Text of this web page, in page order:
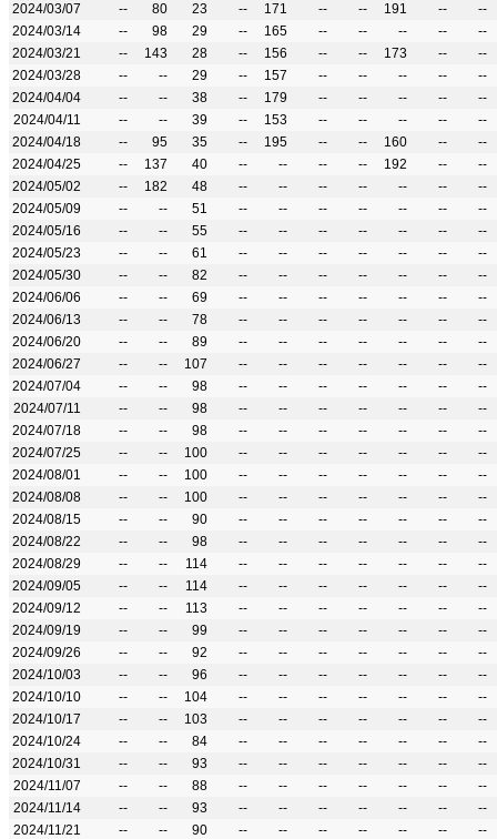
2024/03/07
-- 80 23 -- 171 -- -- 191 --
--
2024/03/14
-- 98 29 -- 165 -- -- -- --
--
2024/03/21
-- 143 28 -- 156 -- -- 173 --
--
2024/03/28
-- -- 29 -- 157 -- -- -- --
--
2024/04/04
-- -- 38 -- 179 -- -- -- --
--
2024/04/11
-- -- 39 -- 153 -- -- -- --
--
2024/04/18
-- 95 35 -- 195 -- -- 160 --
--
2024/04/25
-- 137 40 -- -- -- -- 192 --
--
2024/05/02
-- 182 48 -- -- -- -- -- --
--
2024/05/09
-- -- 51 -- -- -- -- -- --
--
2024/05/16
-- -- 55 -- -- -- -- -- --
--
2024/05/23
-- -- 61 -- -- -- -- -- --
--
2024/05/30
-- -- 82 -- -- -- -- -- --
--
2024/06/06
-- -- 69 -- -- -- -- -- --
--
2024/06/13
-- -- 78 -- -- -- -- -- --
--
2024/06/20
-- -- 89 -- -- -- -- -- --
--
2024/06/27
-- -- 107 -- -- -- -- -- --
--
2024/07/04
-- -- 98 -- -- -- -- -- --
--
2024/07/11
-- -- 98 -- -- -- -- -- --
--
2024/07/18
-- -- 98 -- -- -- -- -- --
--
2024/07/25
-- -- 100 -- -- -- -- -- --
--
2024/08/01
-- -- 100 -- -- -- -- -- --
--
2024/08/08
-- -- 100 -- -- -- -- -- --
--
2024/08/15
-- -- 90 -- -- -- -- -- --
--
2024/08/22
-- -- 98 -- -- -- -- -- --
--
2024/08/29
-- -- 114 -- -- -- -- -- --
--
2024/09/05
-- -- 114 -- -- -- -- -- --
--
2024/09/12
-- -- 113 -- -- -- -- -- --
--
2024/09/19
-- -- 99 -- -- -- -- -- --
--
2024/09/26
-- -- 92 -- -- -- -- -- --
--
2024/10/03
-- -- 96 -- -- -- -- -- --
--
2024/10/10
-- -- 104 -- -- -- -- -- --
--
2024/10/17
-- -- 103 -- -- -- -- -- --
--
2024/10/24
-- -- 84 -- -- -- -- -- --
--
2024/10/31
-- -- 93 -- -- -- -- -- --
--
2024/11/07
-- -- 88 -- -- -- -- -- --
--
2024/11/14
-- -- 93 -- -- -- -- -- --
--
2024/11/21
-- -- 90 -- -- -- -- -- --
--